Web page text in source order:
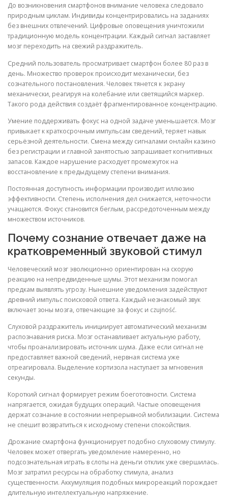
До возникновения смартфонов внимание человека следовало
природным циклам. Индивиды концентрировались на заданиях
без внешних отвлечений. Цифровые оповещения уничтожили
традиционную модель концентрации. Каждый сигнал заставляет
мозг переходить на свежий раздражитель.
Средний пользователь просматривает смартфон более 80 раз в
день. Множество проверок происходит механически, без
сознательного постановления. Человек тянется к экрану
механически, реагируя на колебание или светящийся маркер.
Такого рода действия создаёт фрагментированное концентрацию.
Умение поддерживать фокус на одной задаче уменьшается. Мозг
привыкает к краткосрочным импульсам сведений, теряет навык
серьёзной деятельности. Смена между сигналами онлайн казино
без регистрации и главной занятостью запрашивает когнитивных
запасов. Каждое нарушение расходует промежуток на
восстановление к предыдущему степени внимания.
Постоянная доступность информации производит иллюзию
эффективности. Степень исполнения дел снижается, неточности
учащаются. Фокус становится беглым, рассредоточенным между
множеством источников.
Почему сознание отвечает даже на
кратковременный звуковой стимул
Человеческий мозг эволюционно ориентирован на скорую
реакцию на непредвиденные шумы. Этот механизм помогал
предкам выявлять угрозу. Нынешние уведомления задействуют
древний импульс поисковой ответа. Каждый незнакомый звук
включает зоны мозга, отвечающие за фокус и czujność.
Слуховой раздражитель инициирует автоматический механизм
распознавания риска. Мозг останавливает актуальную работу,
чтобы проанализировать источник шума. Даже если сигнал не
предоставляет важной сведений, нервная система уже
отреагировала. Выделение кортизола наступает за мгновения
секунды.
Короткий сигнал формирует режим боеготовности. Система
напрягается, ожидая будущих операций. Частые оповещения
держат сознание в состоянии непрерывной мобилизации. Система
не спешит возвратиться к исходному степени спокойствия.
Дрожание смартфона функционирует подобно слуховому стимулу.
Человек может отвергать уведомление намеренно, но
подсознательная играть в слоты на деньги отклик уже свершилась.
Мозг затратил ресурсы на обработку стимула, анализ
существенности. Аккумуляция подобных микрореакций порождает
длительную интеллектуальную напряжение.